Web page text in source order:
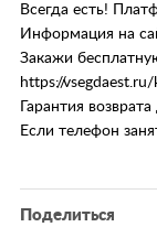
Всегда есть!
Информация на
Закажи
https://
Гарантия возврата
Если телефон
Поделиться